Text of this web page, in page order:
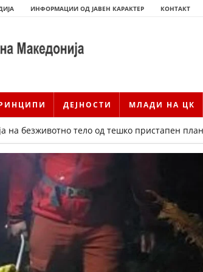
ИНФОРМАЦИИ ОД ЈАВЕН КАРАКТЕР КОНТАКТ
ДЕЈНОСТИ МЛАДИ НА ЦК
ИСТОРИЈАТ НА ЦКРМ
ИСТОРИЈАТ НА ДВИЖЕЊЕТО
на безживотно тело од тешко пристапен